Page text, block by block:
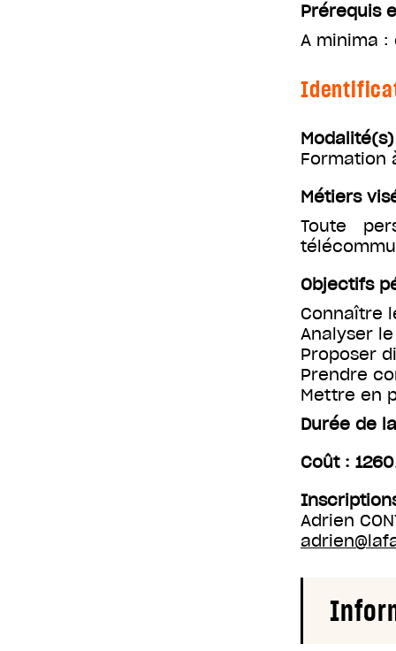
Prérequis
A minima
Formation
Métiers
Toute
Objectifs
Connaître
Analyser
Proposer
Prendre
Mettre en
Durée de
Coût :
Adrien